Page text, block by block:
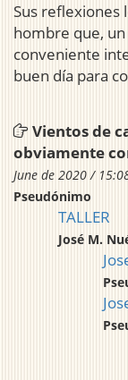
Sus reflexiones
hombre que,
conveniente
buen día para
Vientos de
obviamente
June de 2020 /
Pseudónimo
TALLER
José M.